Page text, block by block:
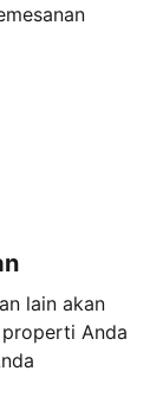
lain akan
Anda